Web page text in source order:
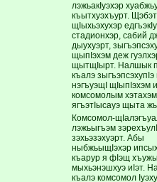
лэжьакIуэхэр
къытхуэхъурт. Щэбэт
щIыхьэхухэр
стадионхэр, сабий
дыухуэрт,
щыпIэхэм деж
щытщIырт. Налшык
къалэ
нэгъуэщI щIыпIэхэм
комсомолым хэтахэм
ягъэтIысауэ щыта
Комсомол-
лэжьыгъэм
зэхьэзэхуэрт. Абы
ныбжьыщIэхэр
къарур я фIэщ
мыхьэнэшхуэ иIэт.
къалэ комсомол